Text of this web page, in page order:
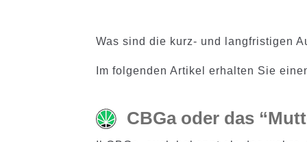
ewertung
en
Was sind die kurz- und langfristigen
Im folgenden Artikel erhalten Sie
CBGa oder das